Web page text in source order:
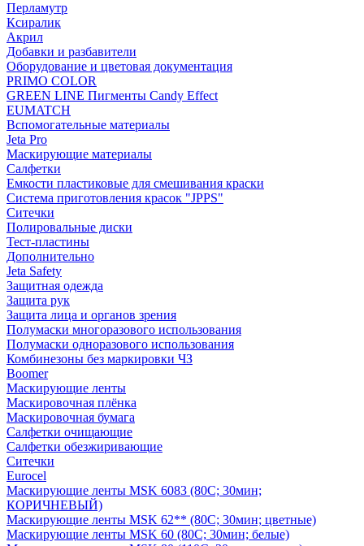
Перламутр
Ксиралик
Акрил
Добавки и разбавители
Оборудование и цветовая документация
PRIMO COLOR
GREEN LINE Пигменты Candy Effect
EUMATCH
Вспомогательные материалы
Jeta Pro
Маскирующие материалы
Салфетки
Емкости пластиковые для смешивания краски
Система приготовления красок "JPPS"
Ситечки
Полировальные диски
Тест-пластины
Дополнительно
Jeta Safety
Защитная одежда
Защита рук
Защита лица и органов зрения
Полумаски многоразового использования
Полумаски одноразового использования
Комбинезоны без маркировки ЧЗ
Boomer
Маскирующие ленты
Маскировочная плёнка
Маскировочная бумага
Салфетки очищающие
Салфетки обезжиривающие
Ситечки
Euroсel
Маскирующие ленты MSK 6083 (80С; 30мин;
КОРИЧНЕВЫЙ)
Маскирующие ленты MSK 62** (80С; 30мин; цветные)
Маскирующие ленты MSK 60 (80С; 30мин; белые)